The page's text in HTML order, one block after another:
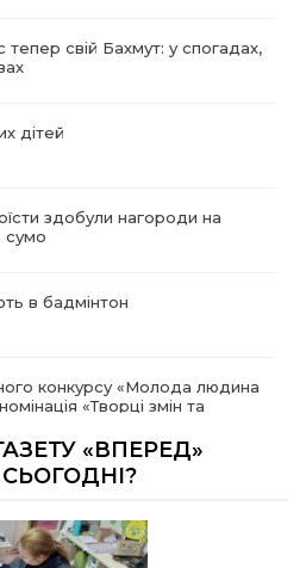
тепер свій Бахмут: у спогадах,
дітей
здобули нагороди на
сумо
в бадмінтон
конкурсу «Молода людина
«Творці змін та
надали медичну допомогу 4
«ВПЕРЕД»